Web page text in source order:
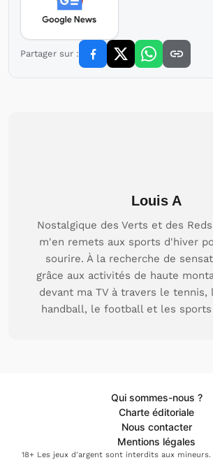
Partager sur :
Louis A
Nostalgique des Verts et des
m'en remets aux sports d'hiver
sourire. À la recherche de
grâce aux activités de haute
devant ma TV à travers le tennis,
handball, le football et les sports
Qui sommes-nous ?
Charte éditoriale
Nous contacter
Mentions légales
18+ Les jeux d'argent sont interdits aux